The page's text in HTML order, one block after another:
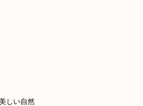
しい自然